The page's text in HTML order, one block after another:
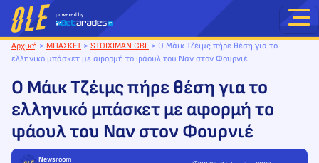
Μετάβαση
στο
περιεχόμενο
Αρχική > ΜΠΑΣΚΕΤ > STOIXIMAN GBL > Ο Μάικ Τζέιμς πήρε θέση για το
ελληνικό μπάσκετ με αφορμή το φάουλ του Ναν στον Φουρνιέ
Ο Μάικ Τζέιμς πήρε θέση για το
ελληνικό μπάσκετ με αφορμή το
φάουλ του Ναν στον Φουρνιέ
Newsroom